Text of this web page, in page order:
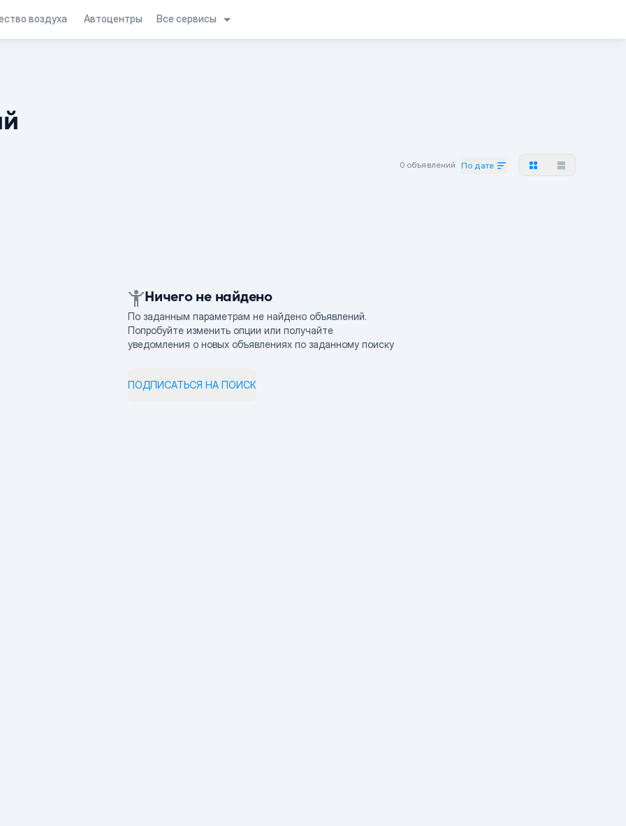
воздуха Автоцентры Все сервисы
0 объявлений По дате
Ничего не найдено
По заданным параметрам не найдено объявлений.
Попробуйте изменить опции или получайте
уведомления о новых объявлениях по заданному поиску
ПОДПИСАТЬСЯ НА ПОИСК